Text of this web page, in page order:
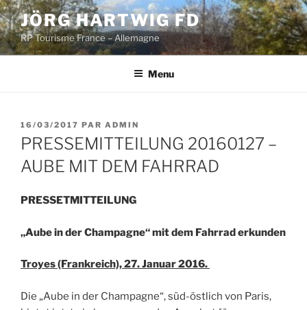
Aller
au
contenu
principal
JÖRG HARTWIG FD
RP Tourisme France – Allemagne
Menu
PUBLIÉ
LE
16/03/2017 PAR ADMIN
PRESSEMITTEILUNG 20160127 –
AUBE MIT DEM FAHRRAD
PRESSETMITTEILUNG
„Aube in der Champagne“ mit dem Fahrrad erkunden
Troyes (Frankreich), 27. Januar 2016.
Die „Aube in der Champagne“, süd-östlich von Paris,